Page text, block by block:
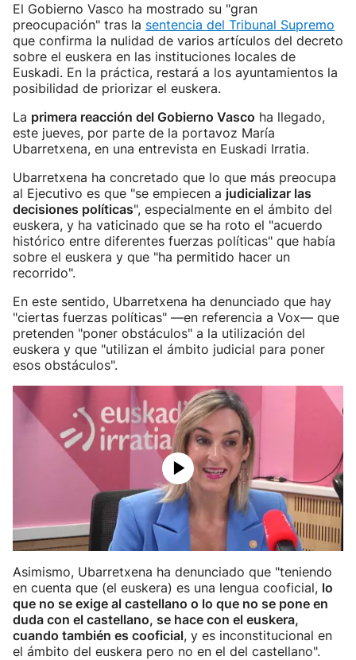
El Gobierno Vasco ha mostrado su "gran
preocupación" tras la sentencia del Tribunal Supremo
que confirma la nulidad de varios artículos del decreto
sobre el euskera en las instituciones locales de
Euskadi. En la práctica, restará a los ayuntamientos la
posibilidad de priorizar el euskera.
La primera reacción del Gobierno Vasco ha llegado,
este jueves, por parte de la portavoz María
Ubarretxena, en una entrevista en Euskadi Irratia.
Ubarretxena ha concretado que lo que más preocupa
al Ejecutivo es que "se empiecen a judicializar las
decisiones políticas", especialmente en el ámbito del
euskera, y ha vaticinado que se ha roto el "acuerdo
histórico entre diferentes fuerzas políticas" que había
sobre el euskera y que "ha permitido hacer un
recorrido".
En este sentido, Ubarretxena ha denunciado que hay
"ciertas fuerzas políticas" —en referencia a Vox— que
pretenden "poner obstáculos" a la utilización del
euskera y que "utilizan el ámbito judicial para poner
esos obstáculos".
Asimismo, Ubarretxena ha denunciado que "teniendo
en cuenta que (el euskera) es una lengua cooficial, lo
que no se exige al castellano o lo que no se pone en
duda con el castellano, se hace con el euskera,
cuando también es cooficial, y es inconstitucional en
el ámbito del euskera pero no en el del castellano".